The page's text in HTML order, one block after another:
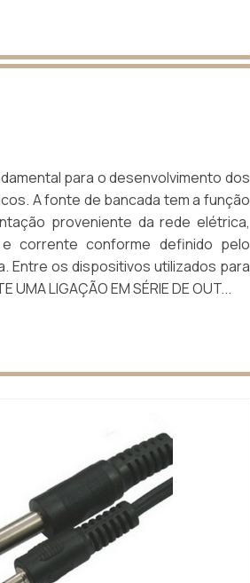
para o desenvolvimento dos
A fonte de bancada tem a função
proveniente da rede elétrica,
corrente conforme definido pelo
Entre os dispositivos utilizados para
LIGAÇÃO EM SÉRIE DE OUT...